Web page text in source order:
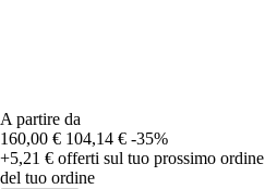
A partire da
160,00 € 104,14 € -35%
+5,21 € offerti sul tuo prossimo ordine
del tuo ordine